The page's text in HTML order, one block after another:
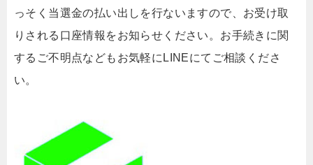
っそく当選金の払い出しを行ないますので、お受け取
りされる口座情報をお知らせください。お手続きに関
するご不明点などもお気軽にLINEにてご相談くださ
い。